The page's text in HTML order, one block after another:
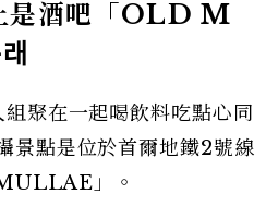
是酒吧「OLD M
聚在一起喝飲料吃點心同
景點是位於首爾地鐵2號線
」。